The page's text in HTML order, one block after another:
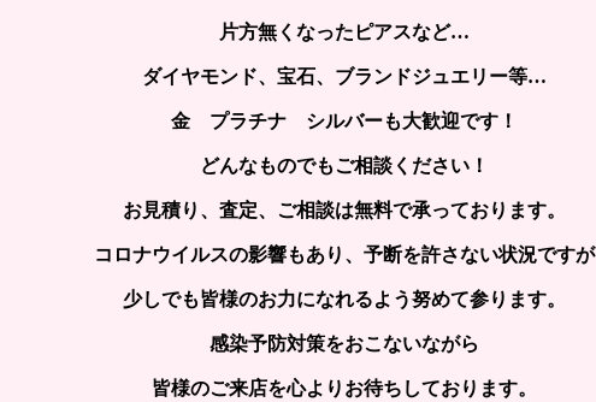
片方無くなったピアスなど…
ダイヤモンド、宝石、ブランドジュエリー等…
金 プラチナ シルバーも大歓迎です！
どんなものでもご相談ください！
お見積り、査定、ご相談は無料で承っております。
コロナウイルスの影響もあり、予断を許さない状況ですが
少しでも皆様のお力になれるよう努めて参ります。
感染予防対策をおこないながら
皆様のご来店を心よりお待ちしております。